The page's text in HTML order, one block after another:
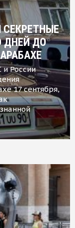
СЕКРЕТНЫЕ
ДНЕЙ ДО
России
17 сентября,